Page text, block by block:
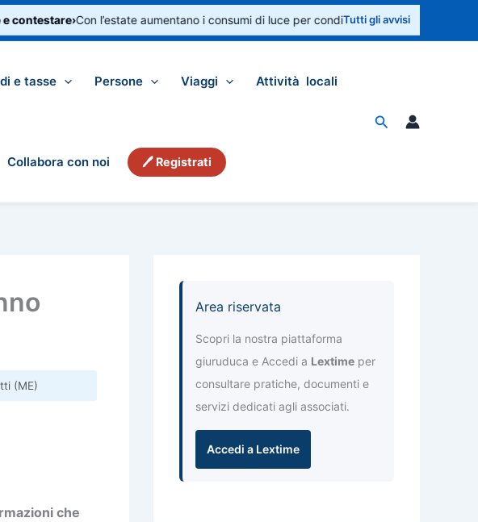
›Con l’estate aumentano i consumi di luce per condizionatori e ventilatori.
Tutti gli avvisi
e tasse Persone Viaggi Attività locali
Collabora con noi 🖊 Registrati
Cerca
(ME)
che
Area riservata
Scopri la nostra piattaforma
giuruduca e Accedi a Lextime per
consultare pratiche, documenti e
servizi dedicati agli associati.
Accedi a Lextime